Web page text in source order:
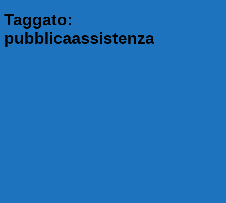
Taggato:
pubblicaassistenza